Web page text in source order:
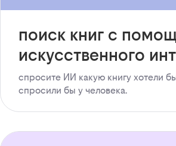
поиск книг с
искусственного
спросите ИИ какую книгу хотели
спросили бы у человека.